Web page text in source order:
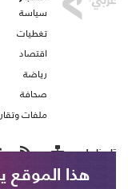
سياسة
تغطيات
اقتصاد
رياضة
صحافة
ملفات
تابعنا على
هذا الموقع